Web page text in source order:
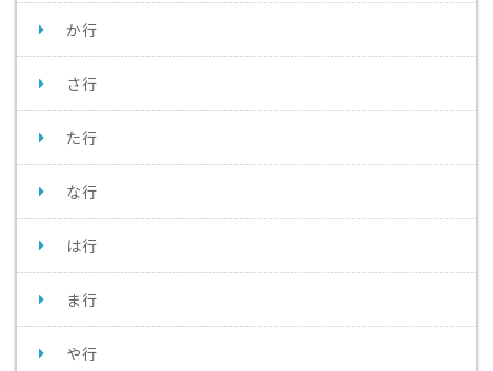
か行
さ行
た行
な行
は行
ま行
や行